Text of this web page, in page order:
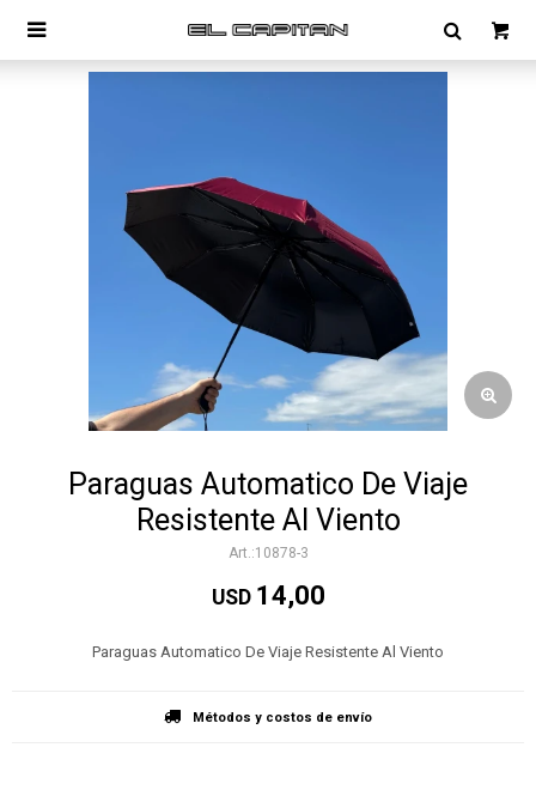

Paraguas Automatico De Viaje
Resistente Al Viento
10878-3
USD 14,00
Paraguas Automatico De Viaje Resistente Al Viento
Métodos y costos de envío